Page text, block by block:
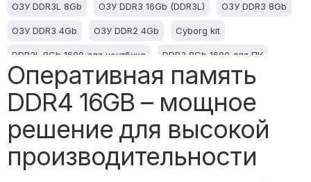
ОЗУ DDR3L 8Gb ОЗУ DDR3 16Gb (DDR3L) ОЗУ DDR3 8Gb
ОЗУ DDR3 4Gb ОЗУ DDR2 4Gb Cyborg kit
DDR3L 8Gb 1600 для ноутбука DDR3 8Gb 1600 для ПК
DDR4 8Gb для ПК
Оперативная память
DDR4 16GB – мощное
решение для высокой
производительности